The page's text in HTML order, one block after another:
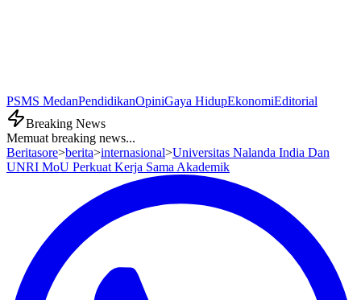
PSMS MedanPendidikanOpiniGaya HidupEkonomiEditorial
Breaking News
Memuat breaking news...
Beritasore>berita>internasional>Universitas Nalanda India Dan
UNRI MoU Perkuat Kerja Sama Akademik